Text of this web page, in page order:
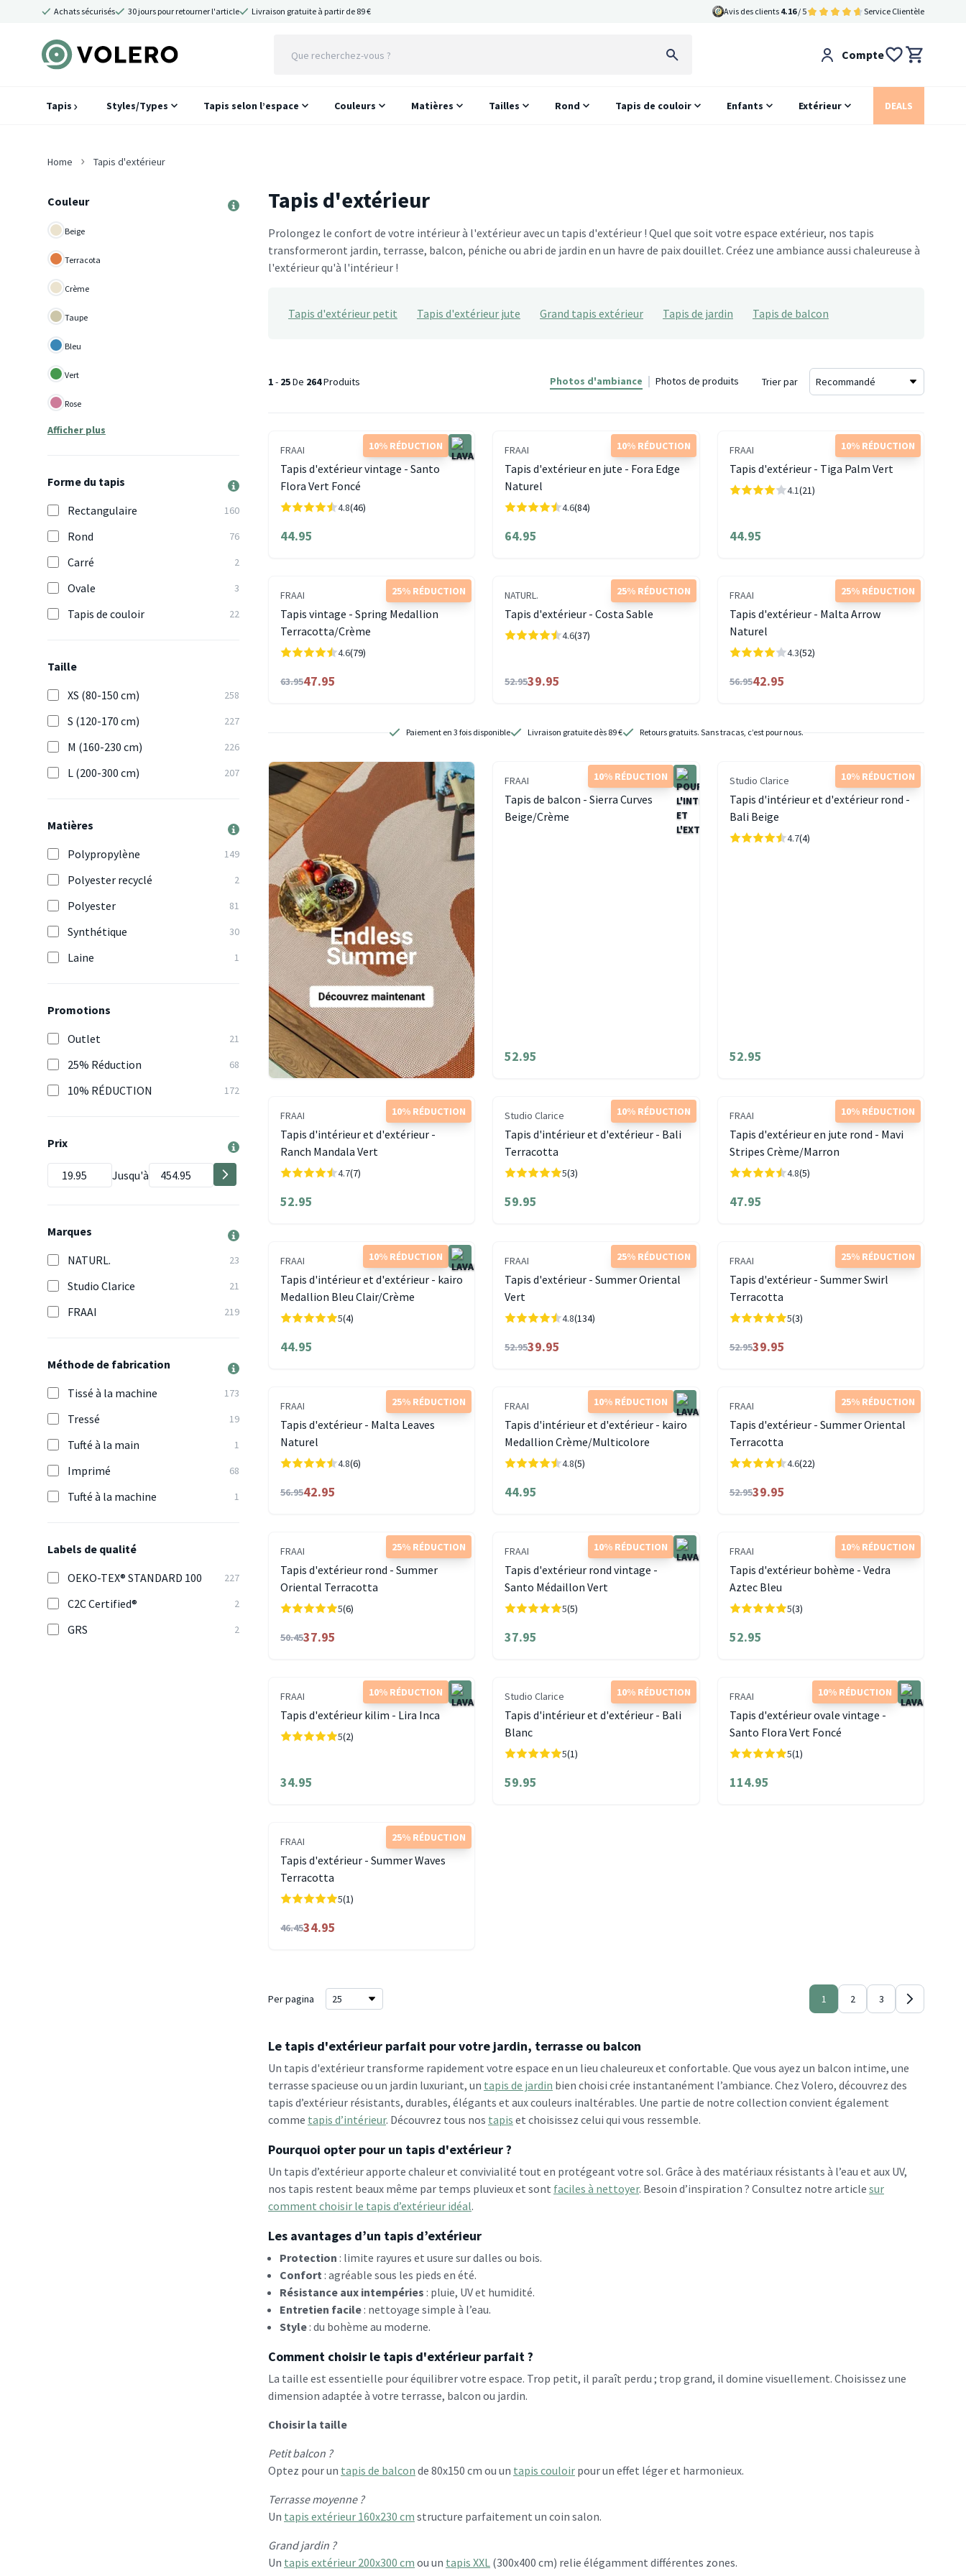
Achats sécurisés 30 jours pour retourner l'article Livraison gratuite à partir de 89 € Avis des clients 4.16/ 5 Service Clientèle
Compte
Tapis Styles/Types Tapis selon l’espace Couleurs Matières Tailles Rond Tapis de couloir Enfants Extérieur DEALS
Home Tapis d'extérieur
Couleur
Beige
Terracota
Crème
Taupe
Bleu
Vert
Rose
Afficher plus
Forme du tapis
Rectangulaire
160
Rond 76
Carré 2
Ovale 3
Tapis de couloir 22
Taille
XS (80-150 cm)
258
S (120-170 cm) 227
M (160-230 cm) 226
L (200-300 cm) 207
Matières
Polypropylène
149
Polyester recyclé 2
Polyester 81
Synthétique 30
Laine 1
Promotions
Outlet
21
25% Réduction 68
10% RÉDUCTION 172
Prix
Jusqu'à
Marques
NATURL.
23
Studio Clarice 21
FRAAI 219
Méthode de fabrication
Tissé à la machine
173
Tressé 19
Tufté à la main 1
Imprimé 68
Tufté à la machine 1
Labels de qualité
OEKO-TEX® STANDARD 100
227
C2C Certified® 2
GRS 2
Tapis d'extérieur
Prolongez le confort de votre intérieur à l'extérieur avec un tapis d'extérieur ! Quel que soit votre espace extérieur, nos tapis
transformeront jardin, terrasse, balcon, péniche ou abri de jardin en un havre de paix douillet. Créez une ambiance aussi chaleureuse à
l'extérieur qu'à l'intérieur !
Tapis d'extérieur petit Tapis d'extérieur jute Grand tapis extérieur Tapis de jardin Tapis de balcon
1- 25De 264Produits Photos d'ambiance Photos de produits Trier par
10% RÉDUCTION
FRAAI
Tapis d'extérieur vintage - Santo
Flora Vert Foncé
4.8(46)
44.95
10% RÉDUCTION
FRAAI
Tapis d'extérieur en jute - Fora Edge
Naturel
4.6(84)
64.95
10% RÉDUCTION
FRAAI
Tapis d'extérieur - Tiga Palm Vert
4.1(21)
44.95
25% RÉDUCTION
FRAAI
Tapis vintage - Spring Medallion
Terracotta/Crème
4.6(79)
63.9547.95
25% RÉDUCTION
NATURL.
Tapis d'extérieur - Costa Sable
4.6(37)
52.9539.95
25% RÉDUCTION
FRAAI
Tapis d'extérieur - Malta Arrow
Naturel
4.3(52)
56.9542.95
Paiement en 3 fois disponible Livraison gratuite dès 89 € Retours gratuits. Sans tracas, c’est pour nous.
10% RÉDUCTION
FRAAI
Tapis de balcon - Sierra Curves
Beige/Crème
52.95
10% RÉDUCTION
Studio Clarice
Tapis d'intérieur et d'extérieur rond -
Bali Beige
4.7(4)
52.95
10% RÉDUCTION
FRAAI
Tapis d'intérieur et d'extérieur -
Ranch Mandala Vert
4.7(7)
52.95
10% RÉDUCTION
Studio Clarice
Tapis d'intérieur et d'extérieur - Bali
Terracotta
5(3)
59.95
10% RÉDUCTION
FRAAI
Tapis d'extérieur en jute rond - Mavi
Stripes Crème/Marron
4.8(5)
47.95
10% RÉDUCTION
FRAAI
Tapis d'intérieur et d'extérieur - kairo
Medallion Bleu Clair/Crème
5(4)
44.95
25% RÉDUCTION
FRAAI
Tapis d'extérieur - Summer Oriental
Vert
4.8(134)
52.9539.95
25% RÉDUCTION
FRAAI
Tapis d'extérieur - Summer Swirl
Terracotta
5(3)
52.9539.95
25% RÉDUCTION
FRAAI
Tapis d'extérieur - Malta Leaves
Naturel
4.8(6)
56.9542.95
10% RÉDUCTION
FRAAI
Tapis d'intérieur et d'extérieur - kairo
Medallion Crème/Multicolore
4.8(5)
44.95
25% RÉDUCTION
FRAAI
Tapis d'extérieur - Summer Oriental
Terracotta
4.6(22)
52.9539.95
25% RÉDUCTION
FRAAI
Tapis d'extérieur rond - Summer
Oriental Terracotta
5(6)
50.4537.95
10% RÉDUCTION
FRAAI
Tapis d'extérieur rond vintage -
Santo Médaillon Vert
5(5)
37.95
10% RÉDUCTION
FRAAI
Tapis d'extérieur bohème - Vedra
Aztec Bleu
5(3)
52.95
10% RÉDUCTION
FRAAI
Tapis d'extérieur kilim - Lira Inca
5(2)
34.95
10% RÉDUCTION
Studio Clarice
Tapis d'intérieur et d'extérieur - Bali
Blanc
5(1)
59.95
10% RÉDUCTION
FRAAI
Tapis d'extérieur ovale vintage -
Santo Flora Vert Foncé
5(1)
114.95
25% RÉDUCTION
FRAAI
Tapis d'extérieur - Summer Waves
Terracotta
5(1)
46.4534.95
Per pagina 1 2 3
Le tapis d'extérieur parfait pour votre jardin, terrasse ou balcon
Un tapis d'extérieur transforme rapidement votre espace en un lieu chaleureux et confortable. Que vous ayez un balcon intime, une
terrasse spacieuse ou un jardin luxuriant, un tapis de jardin bien choisi crée instantanément l’ambiance. Chez Volero, découvrez des
tapis d’extérieur résistants, durables, élégants et aux couleurs inaltérables. Une partie de notre collection convient également
comme tapis d’intérieur. Découvrez tous nos tapis et choisissez celui qui vous ressemble.
Pourquoi opter pour un tapis d'extérieur ?
Un tapis d’extérieur apporte chaleur et convivialité tout en protégeant votre sol. Grâce à des matériaux résistants à l’eau et aux UV,
nos tapis restent beaux même par temps pluvieux et sont faciles à nettoyer. Besoin d’inspiration ? Consultez notre article sur
comment choisir le tapis d’extérieur idéal.
Les avantages d’un tapis d’extérieur
Protection : limite rayures et usure sur dalles ou bois.
Confort : agréable sous les pieds en été.
Résistance aux intempéries : pluie, UV et humidité.
Entretien facile : nettoyage simple à l’eau.
Style : du bohème au moderne.
Comment choisir le tapis d'extérieur parfait ?
La taille est essentielle pour équilibrer votre espace. Trop petit, il paraît perdu ; trop grand, il domine visuellement. Choisissez une
dimension adaptée à votre terrasse, balcon ou jardin.
Choisir la taille
Petit balcon ?
Optez pour un tapis de balcon de 80x150 cm ou un tapis couloir pour un effet léger et harmonieux.
Terrasse moyenne ?
Un tapis extérieur 160x230 cm structure parfaitement un coin salon.
Grand jardin ?
Un tapis extérieur 200x300 cm ou un tapis XXL (300x400 cm) relie élégamment différentes zones.